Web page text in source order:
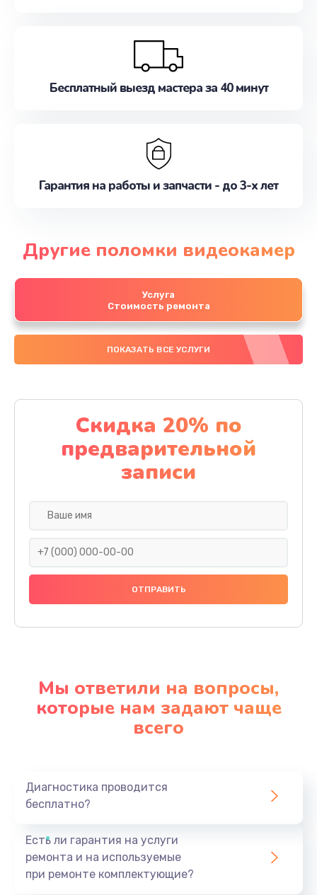
Бесплатный выезд мастера за 40 минут
Гарантия на работы и запчасти - до 3-х лет
Другие поломки видеокамер
Услуга
Стоимость ремонта
ПОКАЗАТЬ ВСЕ УСЛУГИ
Скидка 20% по
предварительной
записи
Мы ответили на вопросы,
которые нам задают чаще
всего
Диагностика проводится
бесплатно?
Есть ли гарантия на услуги
ремонта и на используемые
при ремонте комплектующие?